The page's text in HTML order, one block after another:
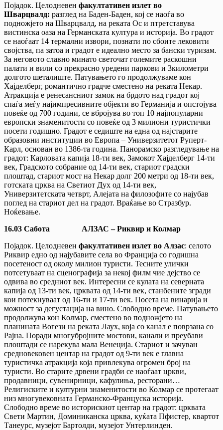
Појадок. Целодневен факултативен излет во
Шварцвалд: разглед на Баден-Баден, кој се наоѓа во
подножјето на Шварцвалд, на реката Ос и птретставува
вистинска оаза на Германската култура и историја. Во градот
се наоѓаат 14 термални извори, познати по сбоите лековити
својства, па затоа и градот е идеално место за бански туризам.
За неговото славно минато светочат големите раскошни
палати и вили со прекрасно уредени паркови и 3километри
долгото шеталиште. Патувањето го продолжуваме кон
Хајделберг, романтично градче сместено на реката Некар.
Атракција е ренесансниот замок на брдото над градот кој
спаѓа меѓу најимпресивните објекти во Германија и опстојува
повеќе од 700 години, се вбројува во топ 10 најпопуларни
европски знаменитости со повеќе од 3 милиони туристички
посети годишно. Градот е седиште на една од најстарите
образовни институции во Европа – Универзитетот Руперт-
Карл, основан во 1386-та година. Панорамско разгледување на
градот: Карловата капија 18-ти век, Замокот Хајделберг 14-ти
век, Градското собрание од 14-ти век, стариот градски
плоштад, стариот мост на Некар долг 200 метри од 18-ти век,
готската црква на Свeтиот Дух од 14-ти век,
Универзитетската четврт, Алејата на филозофите со најубав
поглед на стариот дел на градот. Враќање во Стразбур.
Ноќевање.
16.03 Сабота АЛЗАС – Риквир и Колмар
Појадок. Целодневен факултативен излет во Алзас: селото
Риквир едно од најубавите села во Франција со годишна
посетеност од околу милион туристи. Тесните улички
потсетуваат на сценографија за некој филм чие дејство се
одвива во средниот век. Интересни се кулата на северната
капија од 13-ти век, црквата од 14-ти век, станбените згради
кои потекнуваат од 16-ти и 17-ти век. Посета на винарија и
можност за дегустација на вино. Слободно време. Патувањето
продолжува кон Колмар, сместено во подножјето на
планината Вогези на реката Лаух, која со канал е поврзана со
Рајна. Поради многубројните мостови, канали и преубави
плоштади се нарекува мала Венеција. Стариот и зачуван
средновековен центар на градот од 9-ти век е главна
туристичка атракција која привлекува огромен број на
туристи. Во старите дрвени градби се наоѓаат цркви,
продавници, сувенирници, кафулиња, ресторани…
Религиските и културни знаменитости во Колмар се протегаат
низ многувековната Германско-Француска историја.
Слободно време во историскиот центар на градот: црквата
Свети Мартин, Доминиканска црква, куќата Пфистер, квартот
Танеурс, музејот Бартолди, музејот Унтерлинден.